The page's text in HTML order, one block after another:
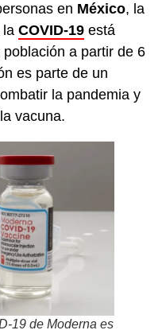
en México, la
la COVID-19 está
a partir de 6
es parte de un
la pandemia y
vacuna.
19 de Moderna es